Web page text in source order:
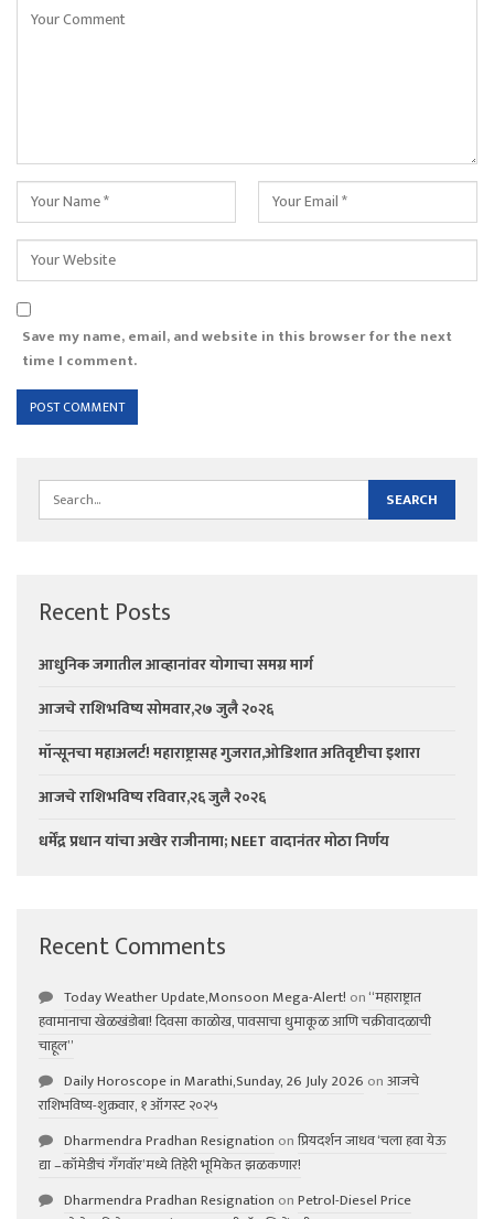
Save my name, email, and website in this browser for the next
time I comment.
Recent Posts
आधुनिक जगातील आव्हानांवर योगाचा समग्र मार्ग
आजचे राशिभविष्य सोमवार,२७ जुलै २०२६
मॉन्सूनचा महाअलर्ट! महाराष्ट्रासह गुजरात,ओडिशात अतिवृष्टीचा इशारा
आजचे राशिभविष्य रविवार,२६ जुलै २०२६
धर्मेंद्र प्रधान यांचा अखेर राजीनामा; NEET वादानंतर मोठा निर्णय
Recent Comments
Today Weather Update,Monsoon Mega-Alert! on“महाराष्ट्रात
हवामानाचा खेळखंडोबा! दिवसा काळोख, पावसाचा धुमाकूळ आणि चक्रीवादळाची
चाहूल”
Daily Horoscope in Marathi,Sunday, 26 July 2026 onआजचे
राशिभविष्य-शुक्रवार, १ ऑगस्ट २०२५
Dharmendra Pradhan Resignation onप्रियदर्शन जाधव ‘चला हवा येऊ
द्या –कॉमेडीचं गॅंगवॉर’मध्ये तिहेरी भूमिकेत झळकणार!
Dharmendra Pradhan Resignation onPetrol-Diesel Price